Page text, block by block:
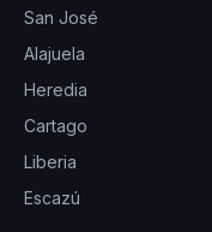
San José
Alajuela
Heredia
Cartago
Liberia
Escazú